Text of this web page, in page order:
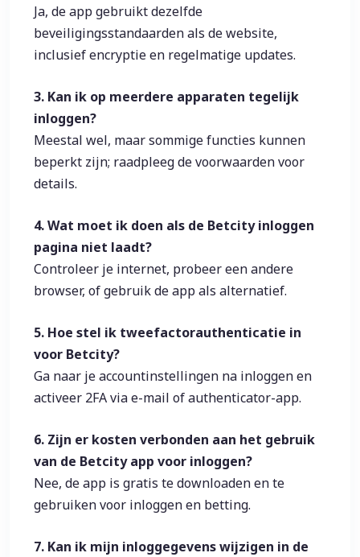
Ja, de app gebruikt dezelfde
beveiligingsstandaarden als de website,
inclusief encryptie en regelmatige updates.
3. Kan ik op meerdere apparaten tegelijk
inloggen?
Meestal wel, maar sommige functies kunnen
beperkt zijn; raadpleeg de voorwaarden voor
details.
4. Wat moet ik doen als de Betcity inloggen
pagina niet laadt?
Controleer je internet, probeer een andere
browser, of gebruik de app als alternatief.
5. Hoe stel ik tweefactorauthenticatie in
voor Betcity?
Ga naar je accountinstellingen na inloggen en
activeer 2FA via e-mail of authenticator-app.
6. Zijn er kosten verbonden aan het gebruik
van de Betcity app voor inloggen?
Nee, de app is gratis te downloaden en te
gebruiken voor inloggen en betting.
7. Kan ik mijn inloggegevens wijzigen in de